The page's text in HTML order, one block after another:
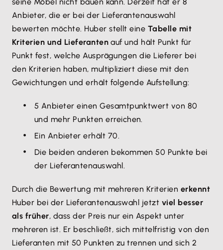
seine Möbel nicht bauen kann. Derzeit hat er 8
Anbieter, die er bei der Lieferantenauswahl
bewerten möchte. Huber stellt eine Tabelle mit
Kriterien und Lieferanten auf und hält Punkt für
Punkt fest, welche Ausprägungen die Lieferer bei
den Kriterien haben, multipliziert diese mit den
Gewichtungen und erhält folgende Aufstellung:
5 Anbieter einen Gesamtpunktwert von 80
und mehr Punkten erreichen.
Ein Anbieter erhält 70.
Die beiden anderen bekommen 50 Punkte bei
der Lieferantenauswahl.
Durch die Bewertung mit mehreren Kriterien erkennt
Huber bei der Lieferantenauswahl jetzt viel besser
als früher, dass der Preis nur ein Aspekt unter
mehreren ist. Er beschließt, sich mittelfristig von den
Lieferanten mit 50 Punkten zu trennen und sich 2